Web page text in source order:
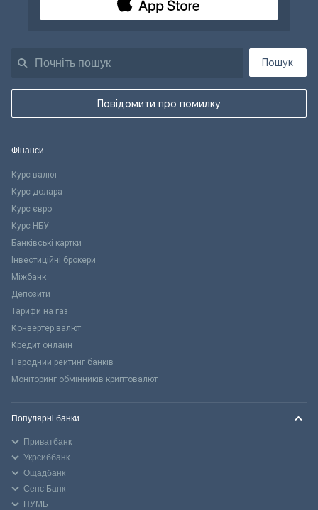
Пошук
Повідомити про помилку
Фінанси
Курс валют
Курс долара
Курс євро
Курс НБУ
Банківські картки
Інвестиційні брокери
Міжбанк
Депозити
Тарифи на газ
Конвертер валют
Кредит онлайн
Народний рейтинг банків
Моніторинг обмінників криптовалют
Популярні банки
Приватбанк
Укрсиббанк
Ощадбанк
Сенс Банк
ПУМБ